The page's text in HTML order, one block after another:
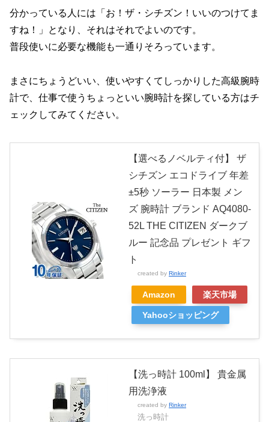
分かっている人には「お！ザ・シチズン！いいのつけてま
すね！」となり、それはそれでよいのです。
普段使いに必要な機能も一通りそろっています。
まさにちょうどいい、使いやすくてしっかりした高級腕時
計で、仕事で使うちょっといい腕時計を探している方はチ
ェックしてみてください。
【選べるノベルティ付】 ザ
シチズン エコドライブ 年差
±5秒 ソーラー 日本製 メン
ズ 腕時計 ブランド AQ4080-
52L THE CITIZEN ダークブ
ルー 記念品 プレゼント ギフ
ト
created by Rinker
Amazon 楽天市場
Yahooショッピング
【洗っ時計 100ml】 貴金属
用洗浄液
created by Rinker
洗っ時計